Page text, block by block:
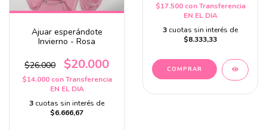
Ajuar esperándote
Invierno - Rosa
$26.000 $20.000
$14.000 con Transferencia
EN EL DIA
3 cuotas sin interés de
$6.666,67
$17.500 con Transferencia
EN EL DIA
3 cuotas sin interés de
$8.333,33